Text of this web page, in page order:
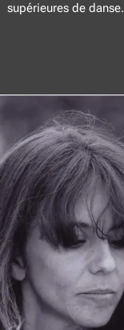
supérieures de danse.